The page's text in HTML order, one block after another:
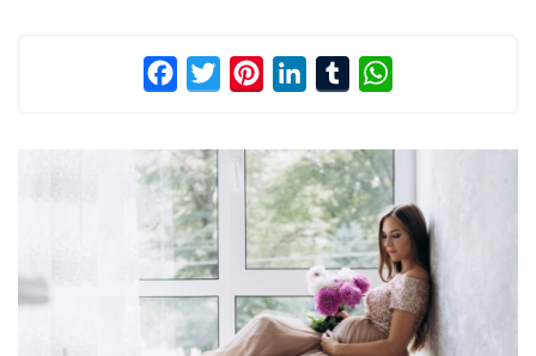
FacebookTwitterPinterestLinkedInTumblr